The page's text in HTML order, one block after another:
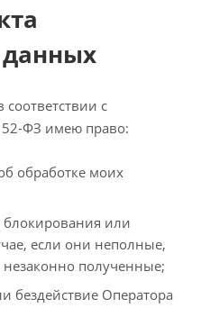
соответствии с
ФЗ имею право:
обработке моих
блокирования или
если они неполные,
полученные;
бездействие Оператора